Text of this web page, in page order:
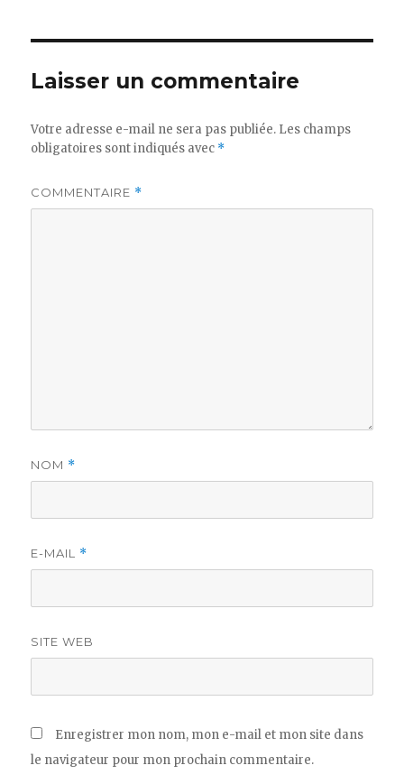
Laisser un commentaire
Votre adresse e-mail ne sera pas publiée. Les champs
obligatoires sont indiqués avec *
COMMENTAIRE *
NOM *
E-MAIL *
SITE WEB
Enregistrer mon nom, mon e-mail et mon site dans
le navigateur pour mon prochain commentaire.